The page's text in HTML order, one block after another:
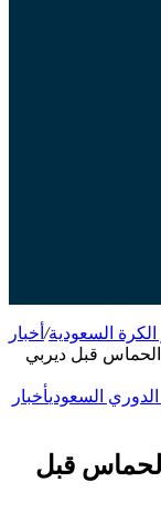
الكرة السعودية/ أخبار
قبل ديربي
الدوري السعوديأخبار
قبل